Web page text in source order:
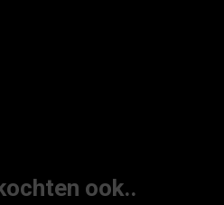
ook..